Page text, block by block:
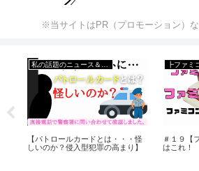
※当サイトはPR（プロモーション）
私の話題のニュース＆出来事
【パトロールカードとは・・・怪
しいのか？侵入型犯罪の高まり】
┣ファミ
＃１９【
はこれ！